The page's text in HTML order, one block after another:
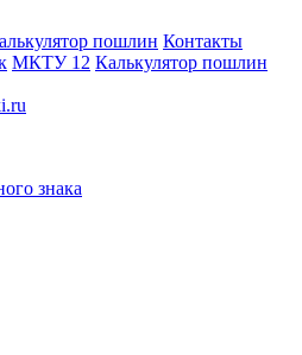
пошлин Контакты
МКТУ 12 Калькулятор пошлин
знака